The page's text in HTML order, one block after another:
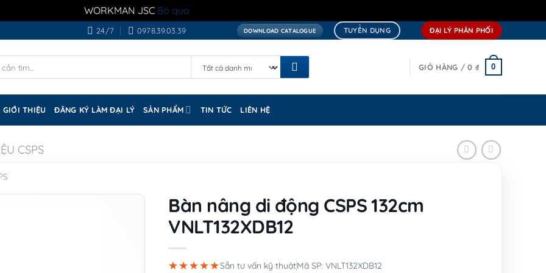
WORKMAN JSC Bỏ qua
24/7 0978.39.03.39 DOWNLOAD CATALOGUE TUYỂN DỤNG ĐẠI LÝ PHÂN PHỐI
GIỎ HÀNG /0 ₫ 0
GIỚI THIỆU ĐĂNG KÝ LÀM ĐẠI LÝ SẢN PHẨM TIN TỨC LIÊN HỆ
CSPS
Bàn nâng di động CSPS 132cm
VNLT132XDB12
★★★★★Sẵn tư vấn kỹ thuậtMã SP: VNLT132XDB12